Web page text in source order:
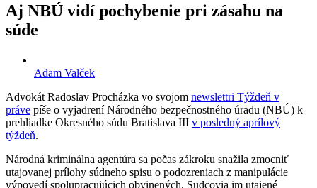
Aj NBÚ vidí pochybenie pri zásahu na
súde
Adam Valček
Advokát Radoslav Procházka vo svojom newslettri Týždeň v
práve píše o vyjadrení Národného bezpečnostného úradu (NBÚ) k
prehliadke Okresného súdu Bratislava III v posledný aprílový
týždeň.
Národná kriminálna agentúra sa počas zákroku snažila zmocniť
utajovanej prílohy súdneho spisu o podozreniach z manipulácie
výpovedí spolupracujúcich obvinených. Sudcovia im utajené